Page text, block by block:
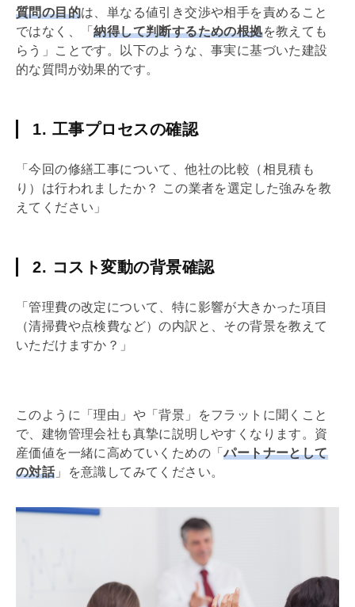
質問の目的は、単なる値引き交渉や相手を責めること
ではなく、「納得して判断するための根拠を教えても
らう」ことです。以下のような、事実に基づいた建設
的な質問が効果的です。
1. 工事プロセスの確認
「今回の修繕工事について、他社の比較（相見積も
り）は行われましたか？ この業者を選定した強みを教
えてください」
2. コスト変動の背景確認
「管理費の改定について、特に影響が大きかった項目
（清掃費や点検費など）の内訳と、その背景を教えて
いただけますか？」
このように「理由」や「背景」をフラットに聞くこと
で、建物管理会社 も真摯に説明しやすくなります。資
産価値を一緒に高めていくための「パートナーとして
の対話」を意識してみてください。